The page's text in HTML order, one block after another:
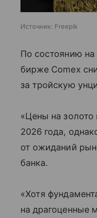
Источник: Freepik
По состоянию на
бирже Comex
за тройскую
«Цены на золото
2026 года,
от ожиданий
банка.
«Хотя
на драгоценные